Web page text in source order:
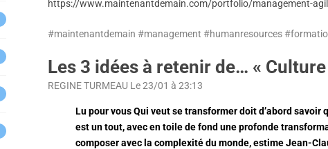
https://www.maintenantdemain.com/portfolio/management-
#maintenantdemain #management #humanresources
Les 3 idées à retenir de… «
REGINE TURMEAU Le 23/01 à 23:13
Lu pour vousQui veut se transformer doit d’abord
est un tout, avec en toile de fond une profonde
composer avec la complexité du monde, estime Jean-